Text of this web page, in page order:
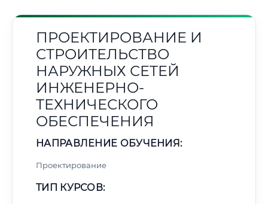
ПРОЕКТИРОВАНИЕ И
СТРОИТЕЛЬСТВО
НАРУЖНЫХ СЕТЕЙ
ИНЖЕНЕРНО-
ТЕХНИЧЕСКОГО
ОБЕСПЕЧЕНИЯ
НАПРАВЛЕНИЕ ОБУЧЕНИЯ:
Проектирование
ТИП КУРСОВ: